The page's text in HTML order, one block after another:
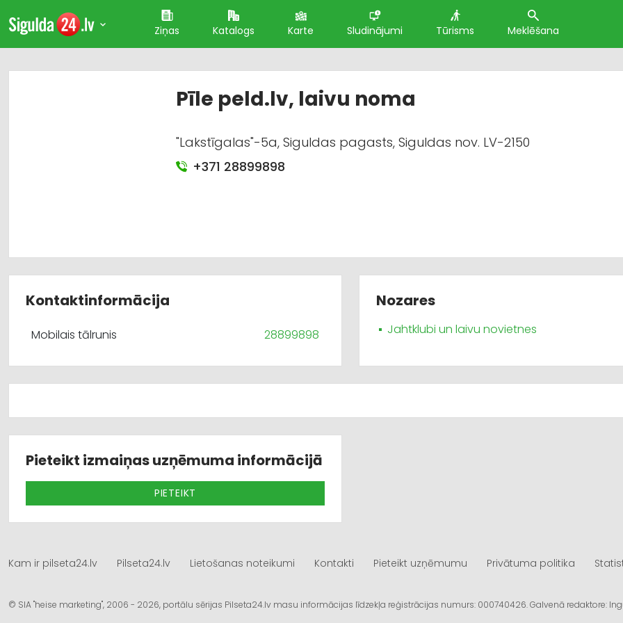
Ziņas Katalogs Karte Sludinājumi Tūrisms Meklēšana
Pīle peld.lv, laivu noma
"Lakstīgalas"-5a, Siguldas pagasts, Siguldas nov. LV-2150
+371 28899898
Kontaktinformācija
Mobilais tālrunis 28899898
Nozares
Jahtklubi un laivu novietnes
Pieteikt izmaiņas uzņēmuma informācijā
PIETEIKT
Kam ir pilseta24.lv Pilseta24.lv Lietošanas noteikumi Kontakti Pieteikt uzņēmumu Privātuma politika
© SIA "heise marketing", 2006 - 2026, portālu sērijas Pilseta24.lv masu informācijas līdzekļa reģistrācijas numurs: 000740426. Galvenā redaktore: